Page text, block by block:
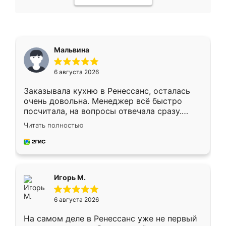
Мальвина
6 августа 2026
Заказывала кухню в Ренессанс, осталась
очень довольна. Менеджер всё быстро
посчитала, на вопросы отвечала сразу.
Замерщик приехал в субботу, подошёл к
делу со всей ответственностью. Собрали
за день, ребята работали аккуратно, даже
Читать полностью
Игорь М.
6 августа 2026
На самом деле в Ренессанс уже не первый